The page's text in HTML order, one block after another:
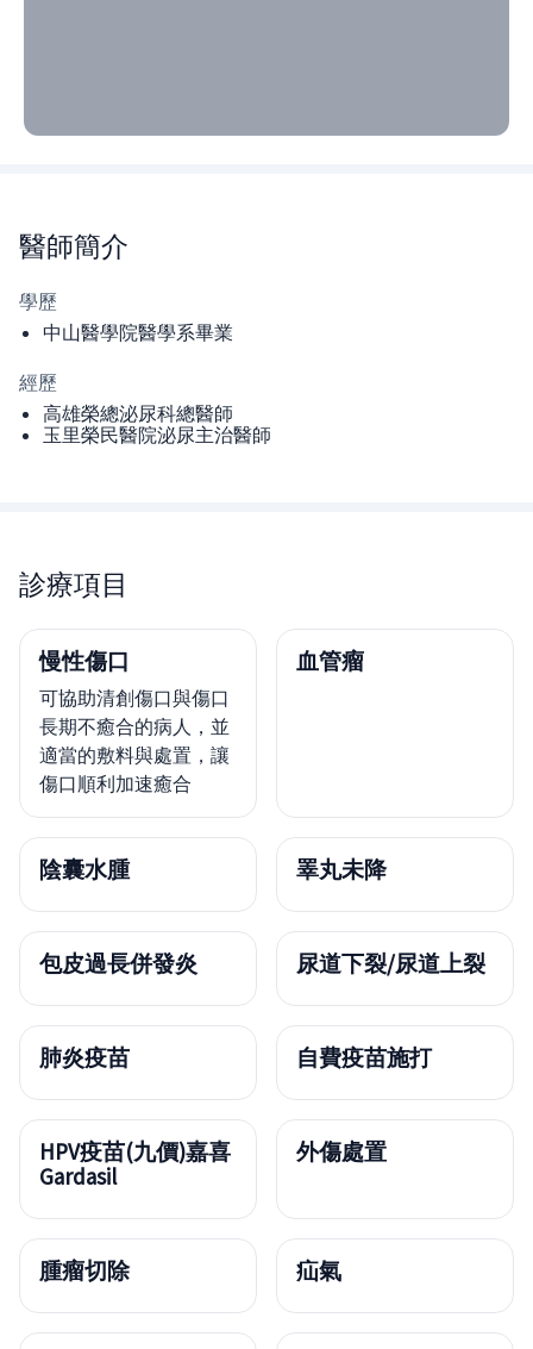
醫師簡介
學歷
中山醫學院醫學系畢業
經歷
高雄榮總泌尿科總醫師
玉里榮民醫院泌尿主治醫師
診療項目
慢性傷口
可協助清創傷口與傷口
長期不癒合的病人，並
適當的敷料與處置，讓
傷口順利加速癒合
血管瘤
陰囊水腫 睪丸未降
包皮過長併發炎 尿道下裂/尿道上裂
肺炎疫苗 自費疫苗施打
HPV疫苗(九價)嘉喜
Gardasil
外傷處置
腫瘤切除 疝氣